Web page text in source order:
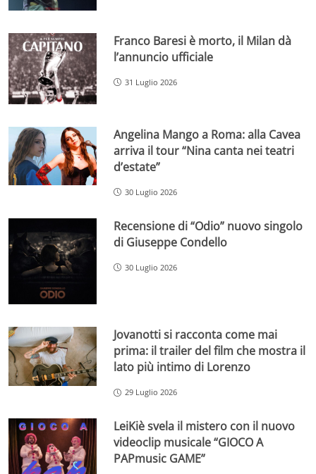
Franco Baresi è morto, il Milan dà
l’annuncio ufficiale
31 Luglio 2026
Angelina Mango a Roma: alla Cavea
arriva il tour “Nina canta nei teatri
d’estate”
30 Luglio 2026
Recensione di “Odio” nuovo singolo
di Giuseppe Condello
30 Luglio 2026
Jovanotti si racconta come mai
prima: il trailer del film che mostra il
lato più intimo di Lorenzo
29 Luglio 2026
LeiKiè svela il mistero con il nuovo
videoclip musicale “GIOCO A
PAPmusic GAME”